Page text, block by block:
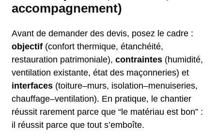
accompagnement)
Avant de demander des devis, posez le cadre :
objectif (confort thermique, étanchéité,
restauration patrimoniale), contraintes (humidité,
ventilation existante, état des maçonneries) et
interfaces (toiture–murs, isolation–menuiseries,
chauffage–ventilation). En pratique, le chantier
réussit rarement parce que “le matériau est bon” :
il réussit parce que tout s’emboîte.